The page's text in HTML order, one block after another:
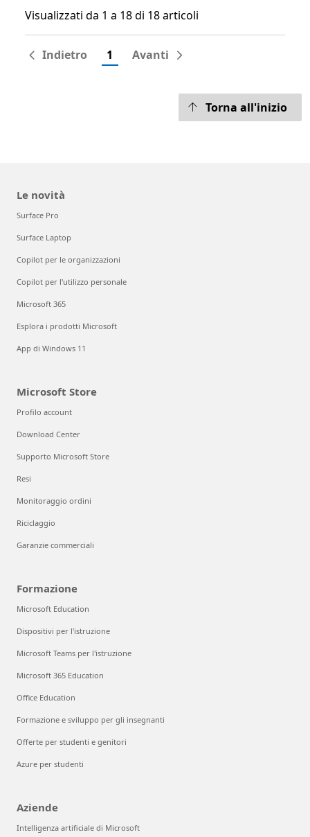
Visualizzati da 1 a 18 di 18 articoli
Visualizzati da 1 a 18 di 18 articoli
Indietro 1 Avanti
Torna all'inizio
Le novità
Surface Pro
Surface Laptop
Copilot per le organizzazioni
Copilot per l'utilizzo personale
Microsoft 365
Esplora i prodotti Microsoft
App di Windows 11
Microsoft Store
Profilo account
Download Center
Supporto Microsoft Store
Resi
Monitoraggio ordini
Riciclaggio
Garanzie commerciali
Formazione
Microsoft Education
Dispositivi per l'istruzione
Microsoft Teams per l'istruzione
Microsoft 365 Education
Office Education
Formazione e sviluppo per gli insegnanti
Offerte per studenti e genitori
Azure per studenti
Aziende
Intelligenza artificiale di Microsoft